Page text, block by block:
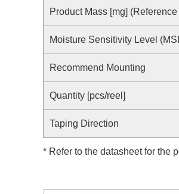
Product Mass [mg]
Moisture Sensitivity Level
Recommend Mounting
Quantity [pcs/reel]
Taping Direction
* Refer to the datasheet for the